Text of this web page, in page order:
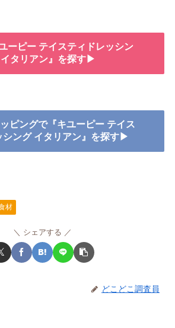
ーピー テイスティドレッシン
タリアン』を探す▶
ピングで『キユーピー テイス
シング イタリアン』を探す▶
材
シェアする
どこどこ調査員